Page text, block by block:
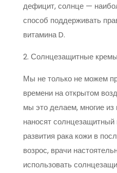
дефицит, солнце —
способ поддерживать
витамина D.
2. Солнцезащитные кремы
Мы не только не можем
времени на открытом
мы это делаем, многие из
наносят
развития рака кожи в
возрос, врачи
использовать